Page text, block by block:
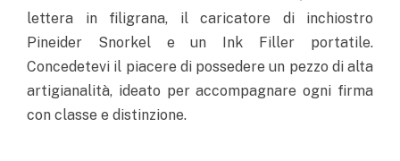
lettera in filigrana, il caricatore di inchiostro
Pineider Snorkel e un Ink Filler portatile.
Concedetevi il piacere di possedere un pezzo di alta
artigianalità, ideato per accompagnare ogni firma
con classe e distinzione.